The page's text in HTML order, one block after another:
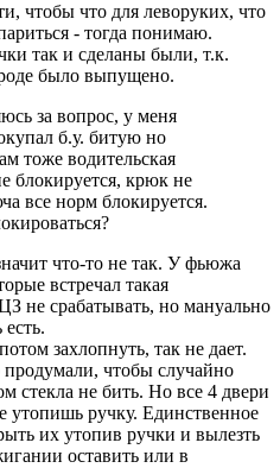
чтобы что для леворуких, что
- тогда понимаю.
так и сделаны были, т.к.
было выпущено.
за вопрос, у меня
б.у. битую но
тоже водительская
блокируется, крюк не
все норм блокируется.
что-то не так. У фьюжа
встречал такая
не срабатывать, но мануально
захлопнуть, так не дает.
чтобы случайно
стекла не бить. Но все 4 двери
утопишь ручку. Единственное
их утопив ручки и вылезть
оставить или в